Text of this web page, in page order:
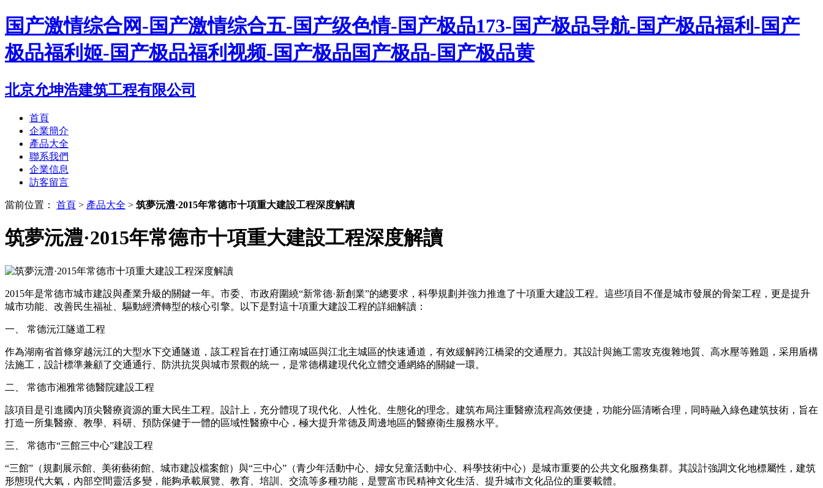
国产激情综合网-国产激情综合五-国产级色情-国产极品173-国产极品导航-国产极品福利-国产
极品福利姬-国产极品福利视频-国产极品国产极品-国产极品黄
北京允坤浩建筑工程有限公司
首頁
企業簡介
產品大全
聯系我們
企業信息
訪客留言
當前位置： 首頁 > 產品大全 > 筑夢沅澧·2015年常德市十項重大建設工程深度解讀
筑夢沅澧·2015年常德市十項重大建設工程深度解讀
2015年是常德市城市建設與產業升級的關鍵一年。市委、市政府圍繞“新常德·新創業”的總要求，科學規劃并強力推進了十項重大建設工程。這些項目不僅是城市發展的骨架工程，更是提升
城市功能、改善民生福祉、驅動經濟轉型的核心引擎。以下是對這十項重大建設工程的詳細解讀：
一、 常德沅江隧道工程
作為湖南省首條穿越沅江的大型水下交通隧道，該工程旨在打通江南城區與江北主城區的快速通道，有效緩解跨江橋梁的交通壓力。其設計與施工需攻克復雜地質、高水壓等難題，采用盾構
法施工，設計標準兼顧了交通通行、防洪抗災與城市景觀的統一，是常德構建現代化立體交通網絡的關鍵一環。
二、 常德市湘雅常德醫院建設工程
該項目是引進國內頂尖醫療資源的重大民生工程。設計上，充分體現了現代化、人性化、生態化的理念。建筑布局注重醫療流程高效便捷，功能分區清晰合理，同時融入綠色建筑技術，旨在
打造一所集醫療、教學、科研、預防保健于一體的區域性醫療中心，極大提升常德及周邊地區的醫療衛生服務水平。
三、 常德市“三館三中心”建設工程
“三館”（規劃展示館、美術藝術館、城市建設檔案館）與“三中心”（青少年活動中心、婦女兒童活動中心、科學技術中心）是城市重要的公共文化服務集群。其設計強調文化地標屬性，建筑
形態現代大氣，內部空間靈活多變，能夠承載展覽、教育、培訓、交流等多種功能，是豐富市民精神文化生活、提升城市文化品位的重要載體。